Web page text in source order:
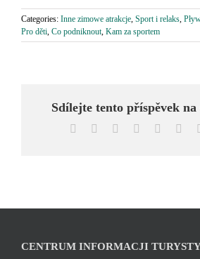
Categories: Inne zimowe atrakcje, Sport i relaks,
Pro děti, Co podniknout, Kam za sportem
Sdílejte tento příspěvek
Facebook Reddit LinkedIn
CENTRUM INFORMACJI